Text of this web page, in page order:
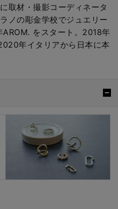
取材・撮影コーディネータ
ノの彫金学校でジュエリー
をスタート。2018年
年イタリアから日本に本